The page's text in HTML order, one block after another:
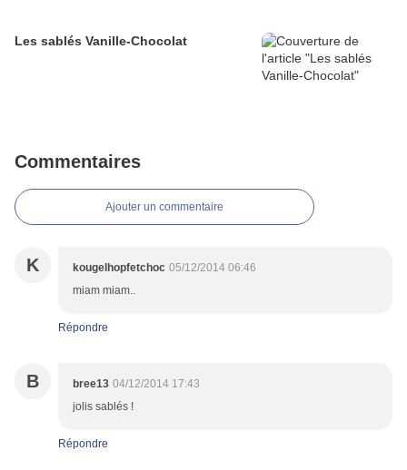
Les sablés Vanille-Chocolat
Commentaires
Ajouter un commentaire
K kougelhopfetchoc 05/12/2014 06:46
miam miam..
Répondre
B bree13 04/12/2014 17:43
jolis sablés !
Répondre